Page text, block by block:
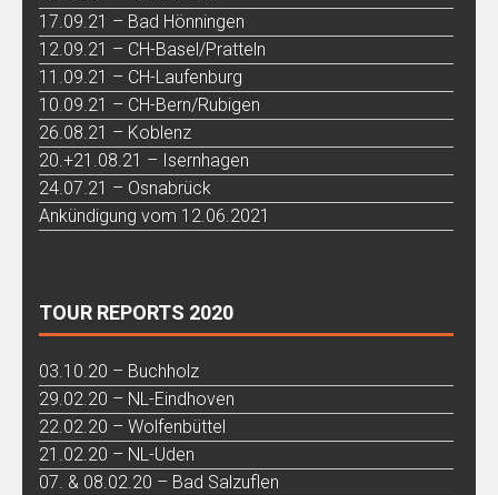
17.09.21 – Bad Hönningen
12.09.21 – CH-Basel/Pratteln
11.09.21 – CH-Laufenburg
10.09.21 – CH-Bern/Rubigen
26.08.21 – Koblenz
20.+21.08.21 – Isernhagen
24.07.21 – Osnabrück
Ankündigung vom 12.06.2021
TOUR REPORTS 2020
03.10.20 – Buchholz
29.02.20 – NL-Eindhoven
22.02.20 – Wolfenbüttel
21.02.20 – NL-Uden
07. & 08.02.20 – Bad Salzuflen